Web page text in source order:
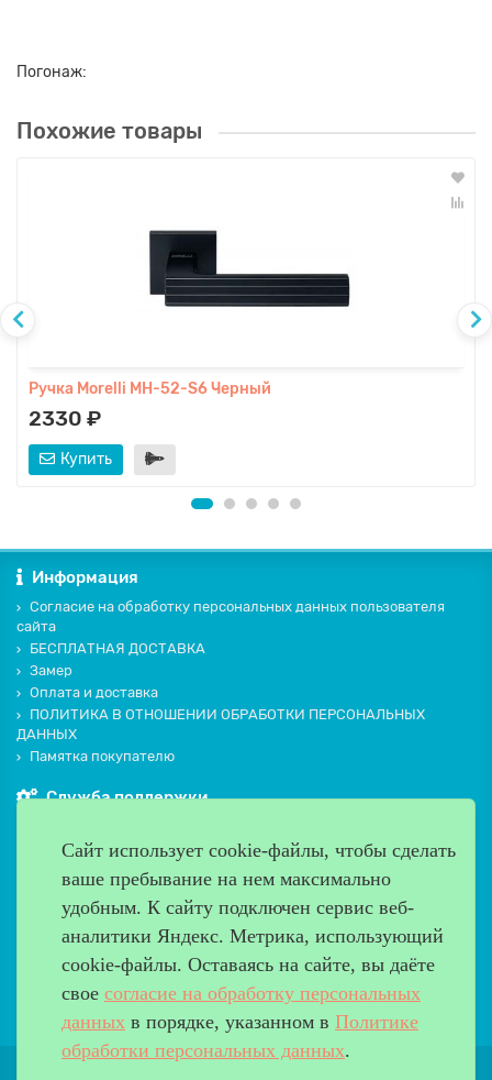
Погонаж:
Похожие товары
Ручка Morelli MH-52-S6 Черный
2330 ₽
Купить
Информация
Согласие на обработку персональных данных пользователя
сайта
БЕСПЛАТНАЯ ДОСТАВКА
Замер
Оплата и доставка
ПОЛИТИКА В ОТНОШЕНИИ ОБРАБОТКИ ПЕРСОНАЛЬНЫХ
ДАННЫХ
Памятка покупателю
Служба поддержки
Производители
Дополнительно
Наш адрес
Работаем с 9:00 до 20:00
8 (499) 685-33-26
Сайт использует cookie-файлы, чтобы сделать
ваше пребывание на нем максимально
удобным. К cайту подключен сервис веб-
аналитики Яндекс. Метрика, использующий
cookie-файлы. Оставаясь на сайте, вы даёте
свое согласие на обработку персональных
данных в порядке, указанном в Политике
обработки персональных данных.